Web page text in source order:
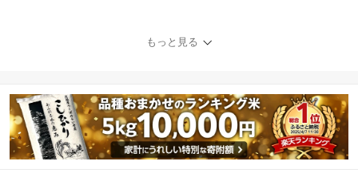
チャイルドシート ISOFI
X R129 1歳 2歳 3歳 1歳
mbi ベビー用品 出産準備
出産 ウォッシャブルシー
ト
もっと見る